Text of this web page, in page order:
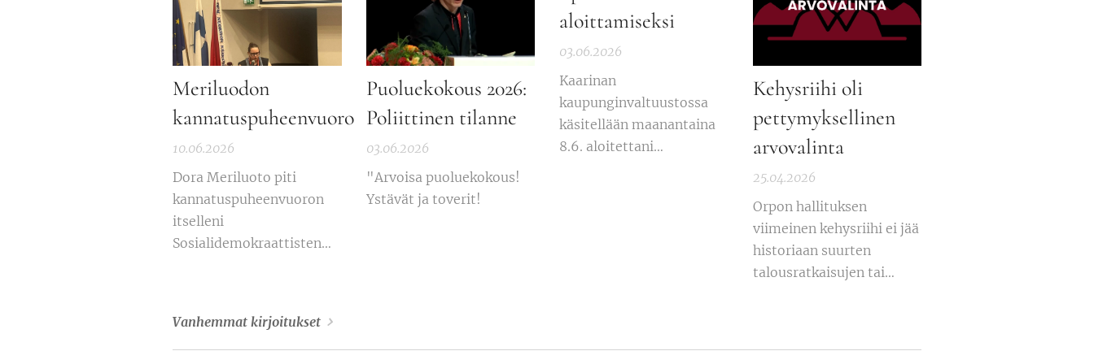
Ohessa
linjapuheenvuoroni:
Meriluodon
kannatuspuheenvuoro
10.06.2026
Dora Meriluoto piti
kannatuspuheenvuoron
itselleni
Sosialidemokraattisten
2026.
Puoluekokous 2026:
Poliittinen tilanne
03.06.2026
"Arvoisa puoluekokous!
Ystävät ja toverit!
aloittamiseksi
03.06.2026
Kaarinan
kaupunginvaltuustossa
käsitellään maanantaina
8.6. aloitettani
Kehysriihi oli
pettymyksellinen
arvovalinta
25.04.2026
Orpon hallituksen
viimeinen kehysriihi ei jää
historiaan suurten
talousratkaisujen tai
Vanhemmat kirjoitukset